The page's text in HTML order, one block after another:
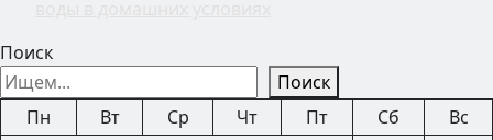
Поиск
Поиск
Пн Вт Ср Чт Пт Сб
Вс